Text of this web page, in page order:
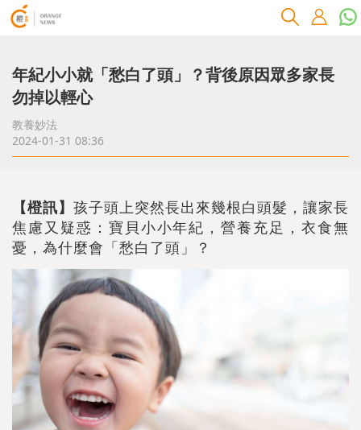
年紀小小就「愁白了頭」？背後原因眾多家長
勿掉以輕心
教養妙法
2024-01-31 08:36
【橙訊】 孩子頭上突然長出來幾根白頭髮，讓家長
焦慮又疑惑：寶貝小小年紀，營養充足，衣食無
憂，為什麼會「愁白了頭」？